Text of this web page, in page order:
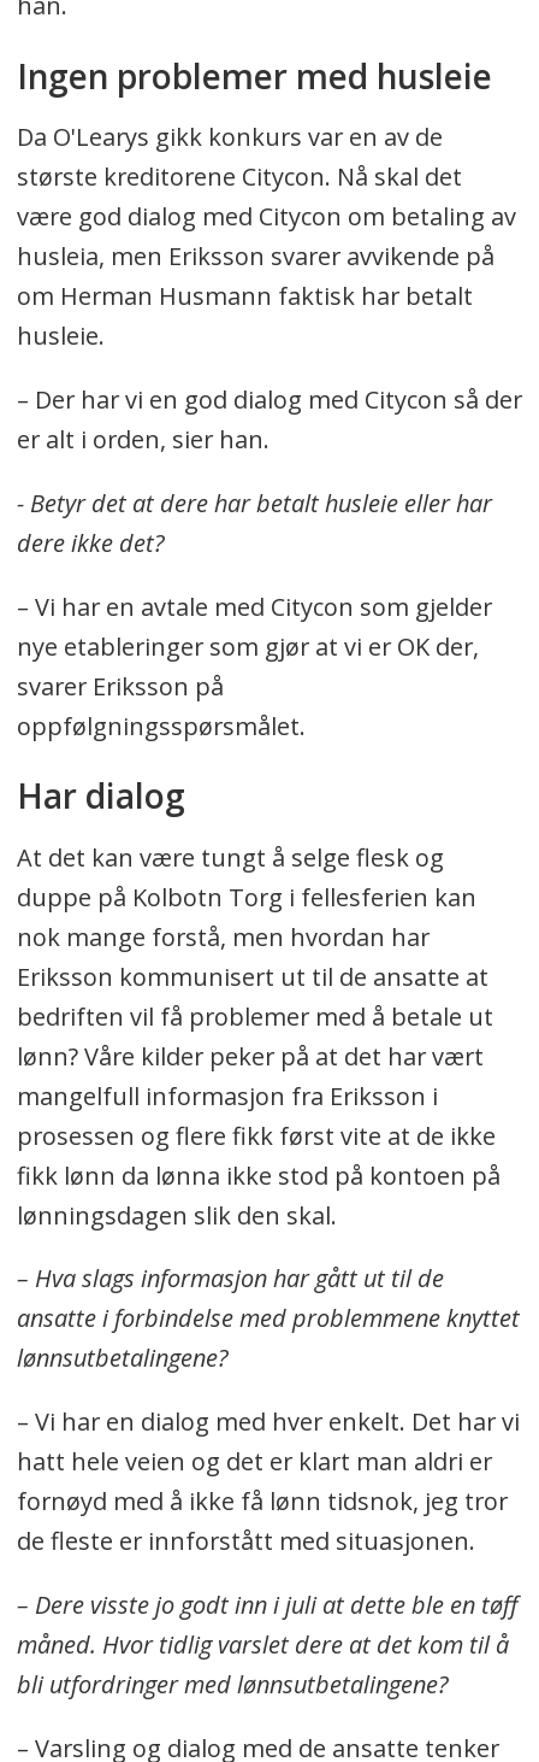
Ingen problemer med husleie
Da O'Learys gikk konkurs var en av de
største kreditorene Citycon. Nå skal det
være god dialog med Citycon om betaling av
husleia, men Eriksson svarer avvikende på
om Herman Husmann faktisk har betalt
husleie.
– Der har vi en god dialog med Citycon så der
er alt i orden, sier han.
- Betyr det at dere har betalt husleie eller har
dere ikke det?
– Vi har en avtale med Citycon som gjelder
nye etableringer som gjør at vi er OK der,
svarer Eriksson på
oppfølgningsspørsmålet.
Har dialog
At det kan være tungt å selge flesk og
duppe på Kolbotn Torg i fellesferien kan
nok mange forstå, men hvordan har
Eriksson kommunisert ut til de ansatte at
bedriften vil få problemer med å betale ut
lønn? Våre kilder peker på at det har vært
mangelfull informasjon fra Eriksson i
prosessen og flere fikk først vite at de ikke
fikk lønn da lønna ikke stod på kontoen på
lønningsdagen slik den skal.
– Hva slags informasjon har gått ut til de
ansatte i forbindelse med problemmene knyttet
lønnsutbetalingene?
– Vi har en dialog med hver enkelt. Det har vi
hatt hele veien og det er klart man aldri er
fornøyd med å ikke få lønn tidsnok, jeg tror
de fleste er innforstått med situasjonen.
– Dere visste jo godt inn i juli at dette ble en tøff
måned. Hvor tidlig varslet dere at det kom til å
bli utfordringer med lønnsutbetalingene?
– Varsling og dialog med de ansatte tenker